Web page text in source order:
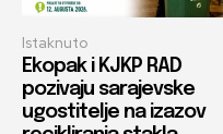
Istaknuto
Ekopak i KJKP RAD
pozivaju sarajevske
ugostitelje na izazov